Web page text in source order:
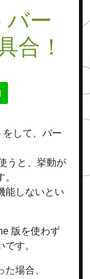
バー
合！
をして、バー
うと、挙動が
能しないとい
版を使わず
す。
場合、